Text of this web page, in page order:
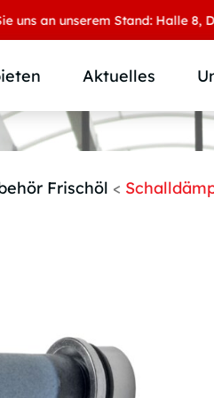
unserem Stand: Halle 8, D34 –
Branchen
Aktuelles
Wer wir
SAMOA
Frischöl <